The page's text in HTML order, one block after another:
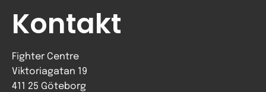
Kontakt
Fighter Centre
Viktoriagatan 19
411 25 Göteborg